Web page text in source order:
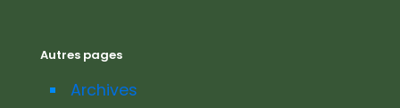
Autres pages
Archives